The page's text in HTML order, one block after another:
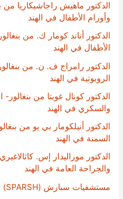
الدكتور ماهيش راجاشيكاريا
وأورام الأطفال في الهند
الدكتور أناند كومار ك. من
الأطفال في الهند
الدكتور رامراج ف. ن. من
الروبوتية في الهند
الدكتور كونال غوبتا من
والسكري في الهند
الدكتور أنيلكومار بي يو من
السمنة في الهند
الدكتور موراليدار إس.
والجراحة العامة في الهند
مستشفيات سبارش (SPARSH) في مدينة بنجالور